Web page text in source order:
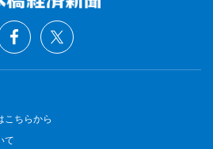
こちらから
て